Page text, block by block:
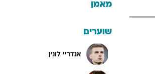
דעות ופרשנויות
וואלה! ספורט
מאמן
שוערים
אנדריי לונין